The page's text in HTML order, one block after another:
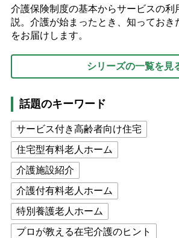
介護保険制度の基本からサービスの利
説。介護が始まったとき、知っておき
をお届けします。
シリーズの一覧を見
話題のキーワード
サービス付き高齢者向け住宅
住宅型有料老人ホーム
介護施設紹介
介護付有料老人ホーム
特別養護老人ホーム
プロが教える在宅介護のヒント